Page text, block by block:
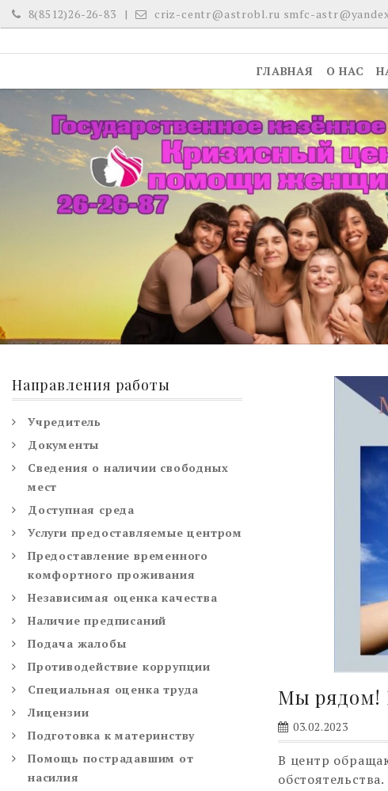
Skip
to
8(8512)26-26-83 criz-centr@astrobl.ru smfc-
ГЛАВНАЯ О НАС
Мы рядом!
03.02.2023
В центр
обстоятельства.
Направления работы
Учредитель
Документы
Сведения о наличии свободных
мест
Доступная среда
Услуги предоставляемые центром
Предоставление временного
комфортного проживания
Независимая оценка качества
Наличие предписаний
Подача жалобы
Противодействие коррупции
Специальная оценка труда
Лицензии
Подготовка к материнству
Помощь пострадавшим от
насилия